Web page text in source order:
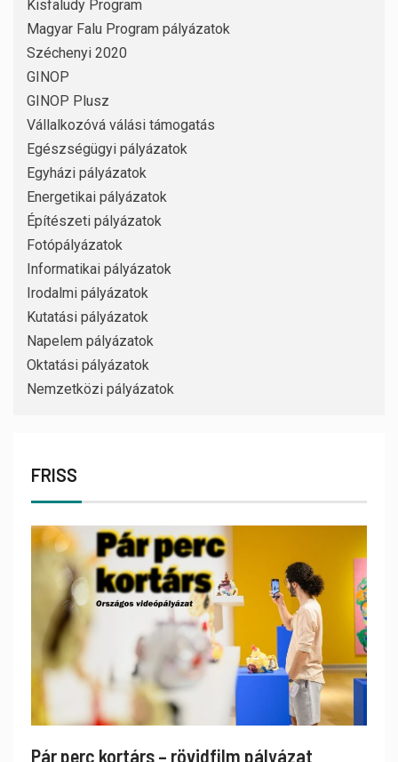
Kisfaludy Program
Magyar Falu Program pályázatok
Széchenyi 2020
GINOP
GINOP Plusz
Vállalkozóvá válási támogatás
Egészségügyi pályázatok
Egyházi pályázatok
Energetikai pályázatok
Építészeti pályázatok
Fotópályázatok
Informatikai pályázatok
Irodalmi pályázatok
Kutatási pályázatok
Napelem pályázatok
Oktatási pályázatok
Nemzetközi pályázatok
FRISS
Pár perc kortárs – rövidfilm pályázat